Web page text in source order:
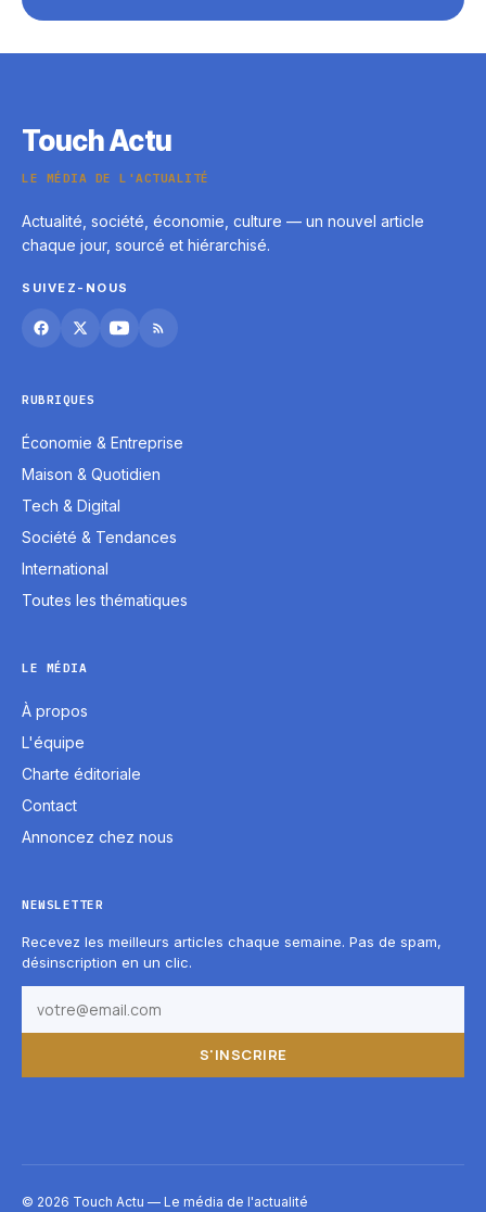
Touch Actu
LE MÉDIA DE L'ACTUALITÉ
Actualité, société, économie, culture — un nouvel article
chaque jour, sourcé et hiérarchisé.
SUIVEZ-NOUS
RUBRIQUES
Économie & Entreprise
Maison & Quotidien
Tech & Digital
Société & Tendances
International
Toutes les thématiques
LE MÉDIA
À propos
L'équipe
Charte éditoriale
Contact
Annoncez chez nous
NEWSLETTER
Recevez les meilleurs articles chaque semaine. Pas de spam,
désinscription en un clic.
S'INSCRIRE
© 2026 Touch Actu — Le média de l'actualité